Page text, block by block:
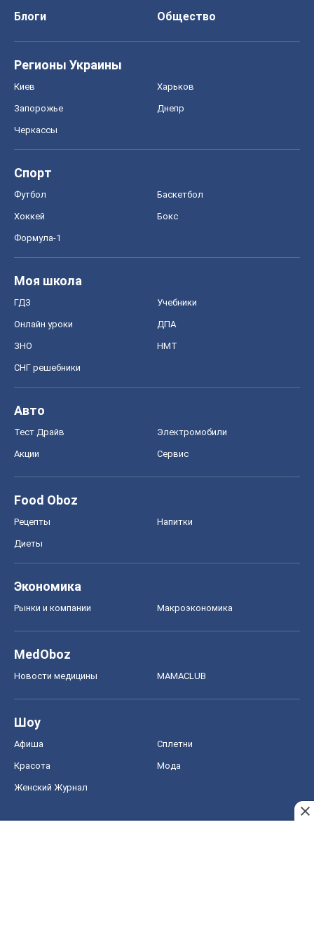
Блоги
Общество
Регионы Украины
Киев Харьков
Запорожье Днепр
Черкассы
Спорт
Футбол Баскетбол
Хоккей Бокс
Формула-1
Моя школа
ГДЗ Учебники
Онлайн уроки ДПА
ЗНО НМТ
СНГ решебники
Авто
Тест Драйв Электромобили
Акции Сервис
Food Oboz
Рецепты Напитки
Диеты
Экономика
Рынки и компании Mакроэкономика
MedOboz
Новости медицины MAMACLUB
Шоу
Афиша Сплетни
Красота Мода
Женский Журнал